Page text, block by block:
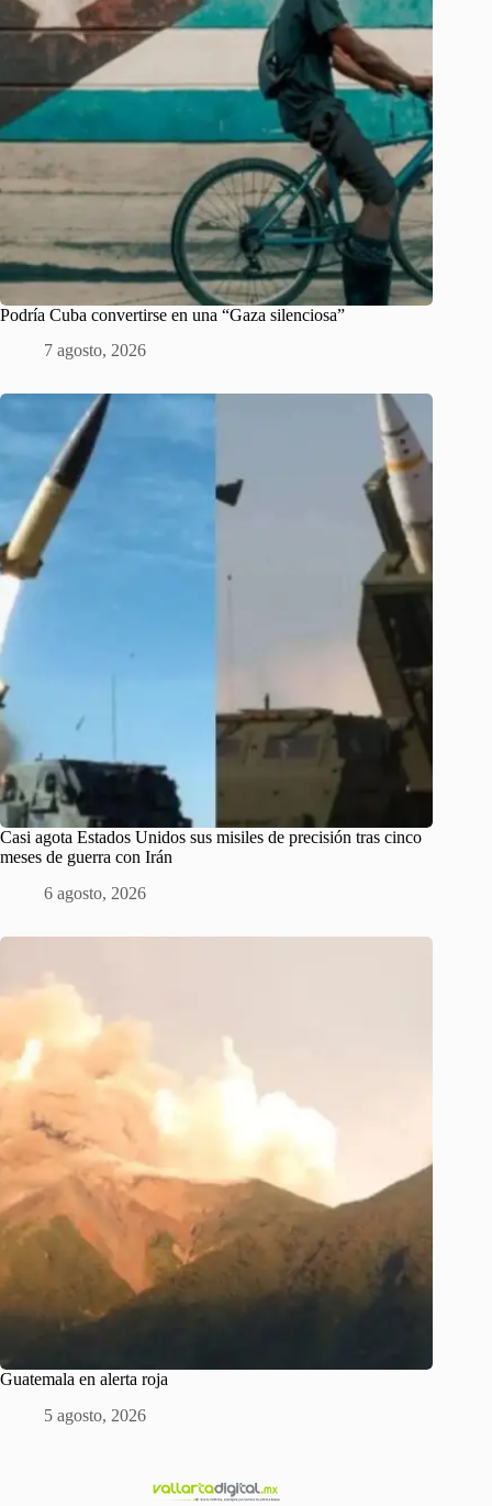
Podría Cuba convertirse en una “Gaza silenciosa”
7 agosto, 2026
Casi agota Estados Unidos sus misiles de precisión tras cinco
meses de guerra con Irán
6 agosto, 2026
Guatemala en alerta roja
5 agosto, 2026